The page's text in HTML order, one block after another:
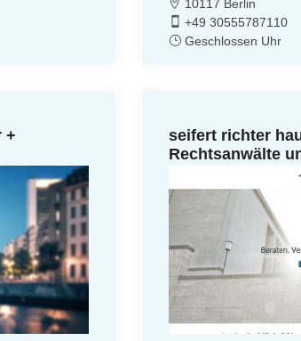
10117 Berlin
+49 30555787110
Geschlossen Uhr
+
seifert richter
Rechtsanwälte